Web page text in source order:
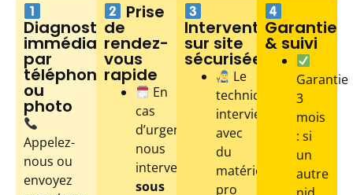
Diagnostic
immédiat
par
téléphone
ou
photo
Appelez-
nous ou
envoyez
Prise
de
rendez-
vous
rapide
En
cas
d’urgence,
nous
intervenons
sous
Intervention
sur site
sécurisée
Le
technicien
intervient
avec
du
matériel
pro
Garantie
& suivi
Garantie
3
mois
: si
un
autre